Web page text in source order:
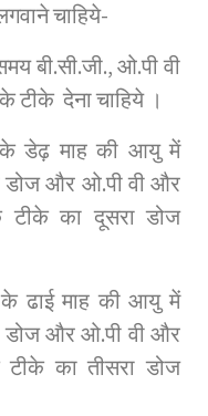
चाहिये-
बी.सी.जी., ओ.पी वी
टीके देना चाहिये ।
डेढ़ माह की आयु में
डोज और ओ.पी वी और
के टीके का दूसरा डोज
ढाई माह की आयु में
डोज और ओ.पी वी और
टीके का तीसरा डोज